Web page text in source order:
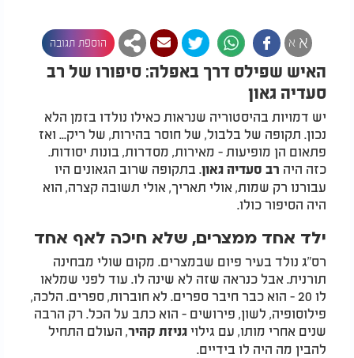
א א הוספת תגובה
האיש שפילס דרך באפלה: סיפורו של רב
סעדיה גאון
יש דמויות בהיסטוריה שנראות כאילו נולדו בזמן הלא
נכון. תקופה של בלבול, של חוסר בהירות, של ריק... ואז
פתאום הן מופיעות - מאירות, מסדרות, בונות יסודות.
כזה היה רב סעדיה גאון. בתקופה שרוב הגאונים היו
עבורנו רק שמות, אולי תאריך, אולי תשובה קצרה, הוא
היה הסיפור כולו.
ילד אחד ממצרים, שלא חיכה לאף אחד
רס"ג נולד בעיר פיום שבמצרים. מקום שולי מבחינה
תורנית. אבל כנראה שזה לא שינה לו. עוד לפני שמלאו
לו 20 - הוא כבר חיבר ספרים. לא חוברות, ספרים. הלכה,
פילוסופיה, לשון, פירושים - הוא כתב על הכל. רק הרבה
שנים אחרי מותו, עם גילויגניזת קהיר, העולם התחיל
להבין מה היה לו בידיים.